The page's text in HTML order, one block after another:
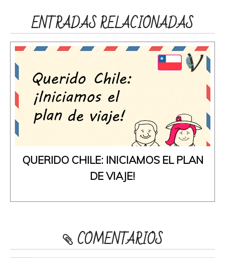
ENTRADAS RELACIONADAS
QUERIDO CHILE: INICIAMOS EL PLAN
DE VIAJE!
COMENTARIOS